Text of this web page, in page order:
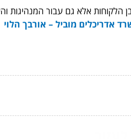
הלקוחות אלא גם עבור
אדריכלים מוביל – אורבך הלוי